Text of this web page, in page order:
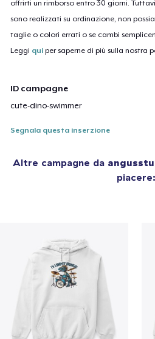
offrirti un rimborso entro 30 giorni.
sono realizzati su ordinazione, non
taglie o colori errati o se cambi
Leggi qui per saperne di più sulla nostra
ID campagne
cute-dino-swimmer
Segnala questa inserzione
Altre campagne da
piacere: